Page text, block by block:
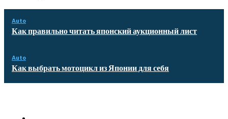
Auto
Как правильно читать японский аукционный лист
Auto
Как выбрать мотоцикл из Японии для себя